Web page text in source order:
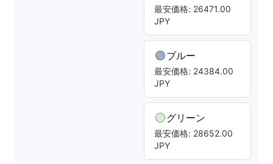
最安価格: 26471.00
JPY
ブルー
最安価格: 24384.00
JPY
グリーン
最安価格: 28652.00
JPY